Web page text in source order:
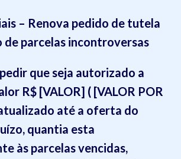
– Renova pedido de tutela
de parcelas incontroversas
que seja autorizado a
R$ [VALOR] ( [VALOR POR
até a oferta do
quantia esta
às parcelas vencidas,